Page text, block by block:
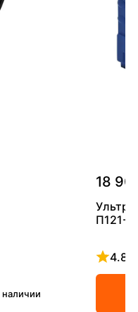
наличии
18
П121-
4.8